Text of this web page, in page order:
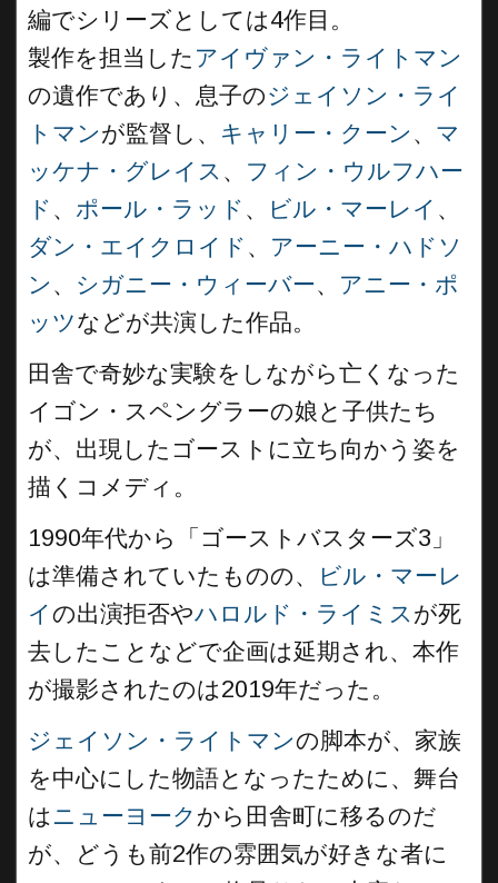
編でシリーズとしては4作目。
製作を担当した アイヴァン・ライトマン
の遺作であり、息子のジェイソン・ライ
トマンが監督し、 キャリー・クーン 、 マ
ッケナ・グレイス 、 フィン・ウルフハー
ド 、 ポール・ラッド 、 ビル・マーレイ 、
ダン・エイクロイド 、 アーニー・ハドソ
ン 、 シガニー・ウィーバー、 アニー・ポ
ッツなどが共演した作品。
田舎で奇妙な実験をしながら亡くなった
イゴン・スペングラーの娘と子供たち
が、出現したゴーストに立ち向かう姿を
描くコメディ。
1990年代から「ゴーストバスターズ3」
は準備されていたものの、
ビル・マーレ
イの出演拒否やハロルド・ライミスが死
去したことなどで企画は延期され、本作
が撮影されたのは2019年だった。
ジェイソン・ライトマンの脚本が、家族
を中心にした物語となったために、舞台
はニューヨーク から田舎町に移るのだ
が、どうも前2作の雰囲気が好きな者に